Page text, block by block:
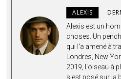
ALEXIS
Alexis est un
choses. Un
qui l'a amené à
Londres, New
2019, l'oiseau à
s'est posé sur la